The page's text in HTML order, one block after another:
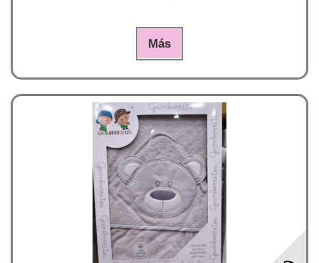
Más